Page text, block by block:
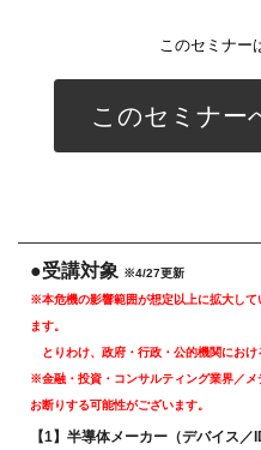
このセミナー
このセミナー
●受講対象 ※4/27更新
※本危機の影響範囲が想定以上に拡大し
ます。
とりわけ、政府・行政・公的機関におけ
※金融・投資・コンサルティング業界／
お断りする可能性がございます。
【1】半導体メーカー（デバイス／